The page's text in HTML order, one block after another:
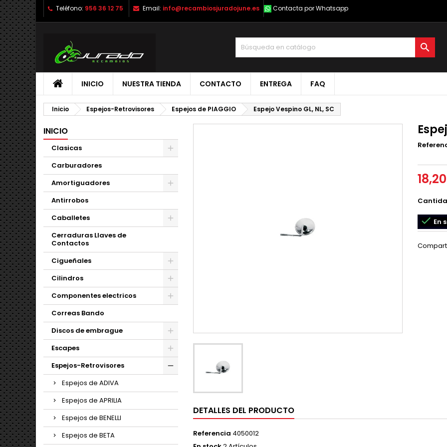
Teléfono: 956 36 12 75 Email: info@recambiosjuradojune.es Contacta por Whatsapp

INICIO NUESTRA TIENDA CONTACTO ENTREGA FAQ
Inicio Espejos-Retrovisores Espejos de PIAGGIO Espejo Vespino GL, NL, SC
INICIO
Clasicas
Carburadores
Amortiguadores
Antirrobos
Caballetes
Cerraduras Llaves de
Contactos
Cigueñales
Cilindros
Componentes electricos
Correas Bando
Discos de embrague
Escapes
Espejos-Retrovisores
Espejos de ADIVA
Espejos de APRILIA
Espejos de BENELLI
Espejos de BETA
 En
DETALLES DEL PRODUCTO
Referencia 4050012